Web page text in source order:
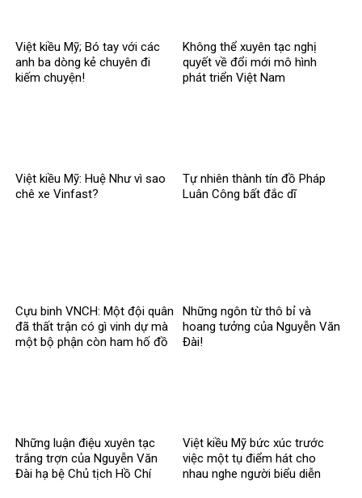
Việt kiều Mỹ; Bó tay với các
anh ba dòng kẻ chuyên đi
kiếm chuyện!
Không thể xuyên tạc nghị
quyết về đổi mới mô hình
phát triển Việt Nam
Việt kiều Mỹ: Huệ Như vì sao
chê xe Vinfast?
Tự nhiên thành tín đồ Pháp
Luân Công bất đắc dĩ
Cựu binh VNCH: Một đội quân
đã thất trận có gì vinh dự mà
một bộ phận còn ham hố đồ
Những ngôn từ thô bỉ và
hoang tưởng của Nguyễn Văn
Đài!
Những luận điệu xuyên tạc
trắng trợn của Nguyễn Văn
Đài hạ bệ Chủ tịch Hồ Chí
Việt kiều Mỹ bức xúc trước
việc một tụ điểm hát cho
nhau nghe người biểu diễn